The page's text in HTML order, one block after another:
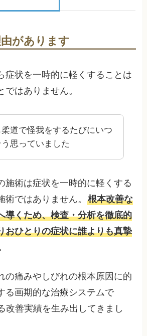
があります
症状を一時的に軽くすることは
はありません。
道で怪我をするたびにいつ
う思っていました
施術は症状を一時的に軽くする
術ではありません。根本改善な
導くため、検査・分析を徹底的
おひとりの症状に誰よりも真摯
の痛みやしびれの根本原因に的
る画期的な治療システムで
改善実績を生み出してきまし